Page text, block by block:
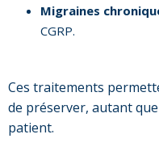
Migraines
CGRP.
Ces traitements
de préserver, autant
patient.